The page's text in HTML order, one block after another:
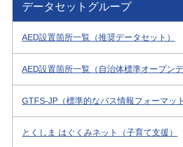
データセットグループ
AED設置箇所一覧（推奨データセット）
AED設置箇所一覧（自治体標準オープンデ
GTFS-JP（標準的なバス情報フォーマット
とくしま はぐくみネット（子育て支援）